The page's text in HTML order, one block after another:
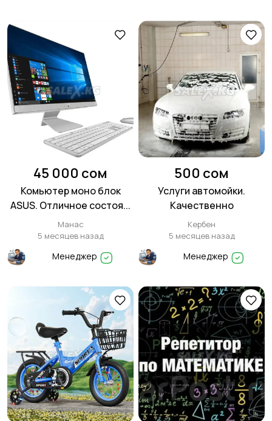
45 000 сом
Комьютер моно блок
ASUS. Отличное состоя...
Манас
5 месяцев назад
Менеджер
500 сом
Услуги автомойки.
Качественно
Кербен
5 месяцев назад
Менеджер